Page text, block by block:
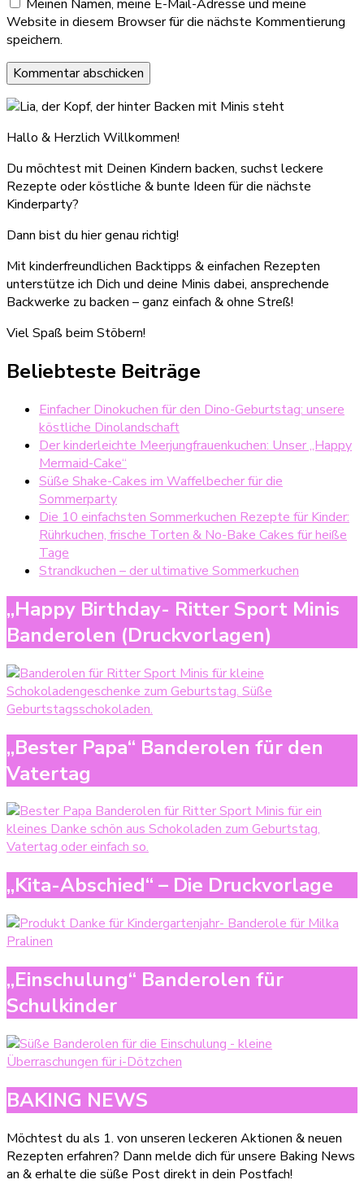
Meinen Namen, meine E-Mail-Adresse und meine
Website in diesem Browser für die nächste Kommentierung
speichern.
Hallo & Herzlich Willkommen!
Du möchtest mit Deinen Kindern backen, suchst leckere
Rezepte oder köstliche & bunte Ideen für die nächste
Kinderparty?
Dann bist du hier genau richtig!
Mit kinderfreundlichen Backtipps & einfachen Rezepten
unterstütze ich Dich und deine Minis dabei, ansprechende
Backwerke zu backen – ganz einfach & ohne Streß!
Viel Spaß beim Stöbern!
Beliebteste Beiträge
Einfacher Dinokuchen für den Dino-Geburtstag: unsere
köstliche Dinolandschaft
Der kinderleichte Meerjungfrauenkuchen: Unser „Happy
Mermaid-Cake“
Süße Shake-Cakes im Waffelbecher für die
Sommerparty
Die 10 einfachsten Sommerkuchen Rezepte für Kinder:
Rührkuchen, frische Torten & No-Bake Cakes für heiße
Tage
Strandkuchen – der ultimative Sommerkuchen
„Happy Birthday- Ritter Sport Minis
Banderolen (Druckvorlagen)
„Bester Papa“ Banderolen für den
Vatertag
„Kita-Abschied“ – Die Druckvorlage
„Einschulung“ Banderolen für
Schulkinder
BAKING NEWS
Möchtest du als 1. von unseren leckeren Aktionen & neuen
Rezepten erfahren? Dann melde dich für unsere Baking News
an & erhalte die süße Post direkt in dein Postfach!